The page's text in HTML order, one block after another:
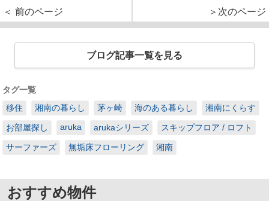
＜ 前のページ
＞次のページ
ブログ記事一覧を見る
タグ一覧
移住
湘南の暮らし 茅ヶ崎 海のある暮らし 湘南にくらす
お部屋探し aruka arukaシリーズ スキップフロア / ロフト
サーファーズ 無垢床フローリング 湘南
おすすめ物件